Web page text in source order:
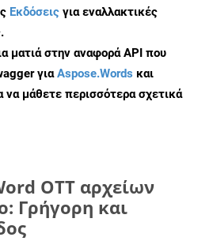
Εκδόσεις για εναλλακτικές
ματιά στην αναφορά API που
γιαAspose.Words και
να μάθετε περισσότερα σχετικά
OTT αρχείων
Γρήγορη και